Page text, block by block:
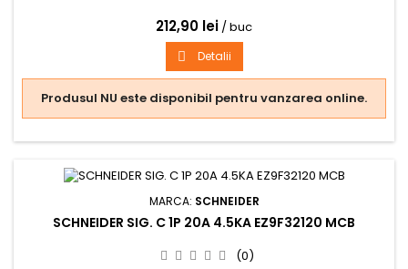
212,90 lei / buc
 Detalii
Produsul NU este disponibil pentru vanzarea online.
MARCA: SCHNEIDER
SCHNEIDER SIG. C 1P 20A 4.5KA EZ9F32120 MCB
(0)